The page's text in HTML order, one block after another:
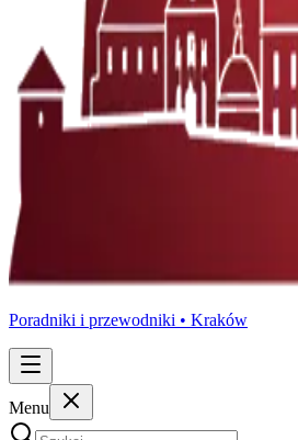
Poradniki i przewodniki • Kraków
Menu